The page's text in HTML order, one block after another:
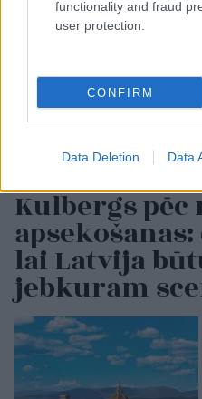
functionality and fraud
user protection.
CONFIRM
Data Deletion Data
Kulbergs pēc
lai Latvija
jebkuram